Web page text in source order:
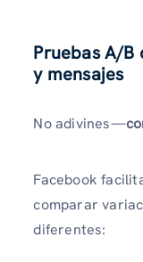
Pruebas A/B
y mensajes
No adivines—
Facebook
comparar
diferentes: